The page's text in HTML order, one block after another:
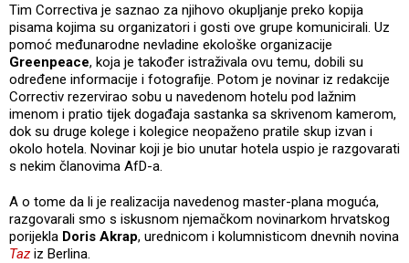
Tim Correctiva je saznao za njihovo okupljanje preko kopija
pisama kojima su organizatori i gosti ove grupe komunicirali. Uz
pomoć međunarodne nevladine ekološke organizacije
Greenpeace, koja je također istraživala ovu temu, dobili su
određene informacije i fotografije. Potom je novinar iz redakcije
Correctiv rezervirao sobu u navedenom hotelu pod lažnim
imenom i pratio tijek događaja sastanka sa skrivenom kamerom,
dok su druge kolege i kolegice neopaženo pratile skup izvan i
okolo hotela. Novinar koji je bio unutar hotela uspio je razgovarati
s nekim članovima AfD-a.
A o tome da li je realizacija navedenog master-plana moguća,
razgovarali smo s iskusnom njemačkom novinarkom hrvatskog
porijekla Doris Akrap, urednicom i kolumnisticom dnevnih novina
Taz iz Berlina.